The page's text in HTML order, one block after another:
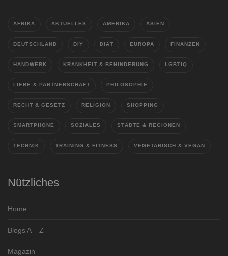
AFRIKA AKTUELLES AMERIKA ASIEN
DEUTSCHLAND DIY DIÄT EUROPA FINANZEN
HANDWERK KRANKHEIT & BEHINDERUNG LGBTIQ
LIEBE & PARTNERSCHAFT PHILOSOPHIE
RECHT & GESETZ RELIGION SHOPPING
SMARTPHONE SOZIALES STÄDTE & REGIONEN
TECHNIK TRAINING & FITNESS VEGETARISCH & VEGAN
Nützliches
Home
Blogs A – Z
Magazin